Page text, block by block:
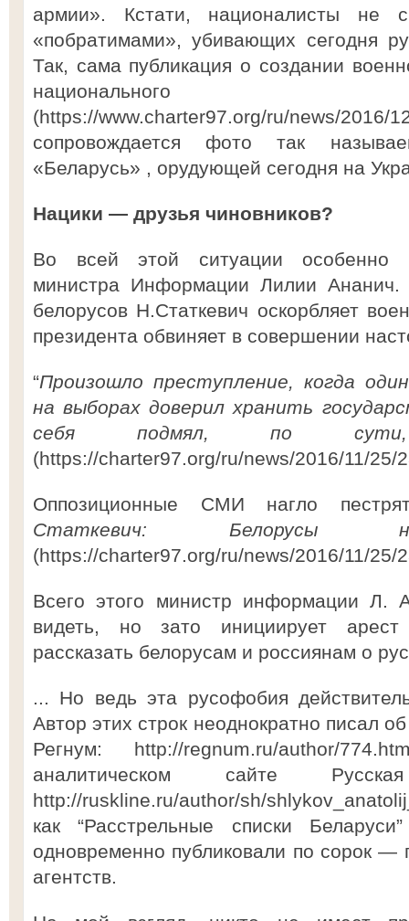
армии». Кстати, националисты не
«побратимами», убивающих сегодня
Так, сама публикация о создании
национального
(https://www.charter97.org/ru/news/
сопровождается фото так
«Беларусь» , орудующей сегодня на
Нацики — друзья чиновников?
Во всей этой ситуации особенно
министра Информации Лилии Ананич.
белорусов Н.Статкевич оскорбляет
президента обвиняет в совершении
“Произошло преступление, когда
на выборах доверил хранить
себя подмял, по сути,
(https://charter97.org/ru/news/2016/11/25/
Оппозиционные СМИ нагло
Статкевич: Белорусы
(https://charter97.org/ru/news/2016/11/25/
Всего этого министр информации Л.
видеть, но зато инициирует арест
рассказать белорусам и россиянам о
... Но ведь эта русофобия
Автор этих строк неоднократно писал
Регнум: http://regnum.ru/author/
аналитическом сайте
http://ruskline.ru/author/sh/
как “Расстрельные списки
одновременно публиковали по сорок —
агентств.